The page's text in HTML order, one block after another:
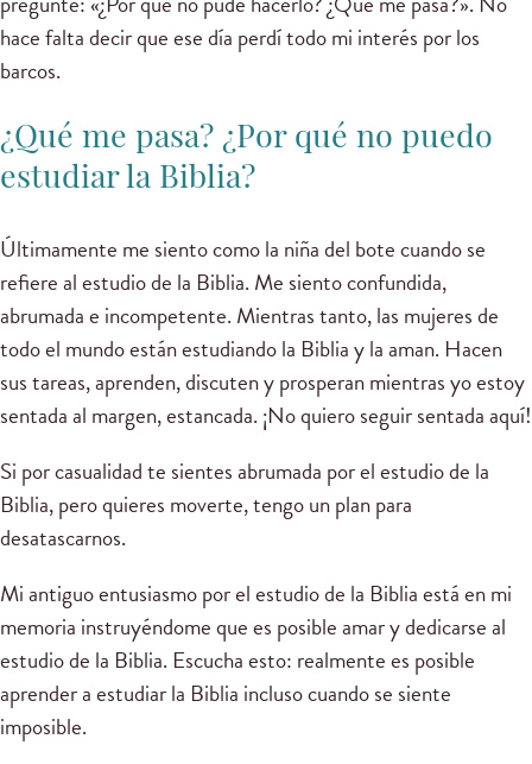
hace falta decir que ese día perdí todo mi interés por los
barcos.
¿Qué me pasa? ¿Por qué no puedo
estudiar la Biblia?
Últimamente me siento como la niña del bote cuando se
refiere al estudio de la Biblia. Me siento confundida,
abrumada e incompetente. Mientras tanto, las mujeres de
todo el mundo están estudiando la Biblia y la aman. Hacen
sus tareas, aprenden, discuten y prosperan mientras yo estoy
sentada al margen, estancada. ¡No quiero seguir sentada aquí!
Si por casualidad te sientes abrumada por el estudio de la
Biblia, pero quieres moverte, tengo un plan para
desatascarnos.
Mi antiguo entusiasmo por el estudio de la Biblia está en mi
memoria instruyéndome que es posible amar y dedicarse al
estudio de la Biblia. Escucha esto: realmente es posible
aprender a estudiar la Biblia incluso cuando se siente
imposible.